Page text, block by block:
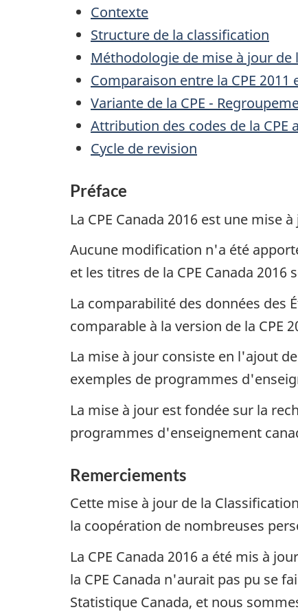
Contexte
Structure de la classification
Méthodologie de mise à jour de
Comparaison entre la CPE 2011
Variante de la CPE -
Attribution des codes de la
Cycle de revision
Préface
La CPE Canada 2016 est une mise
Aucune modification n'a été
et les titres de la CPE Canada 2016
La comparabilité des données des
comparable à la version de la CPE
La mise à jour consiste en l'ajout
exemples de programmes
La mise à jour est fondée sur la
programmes d'enseignement
Remerciements
Cette mise à jour de la
la coopération de nombreuses
La CPE Canada 2016 a été mis à
la CPE Canada n'aurait pas pu se
Statistique Canada, et nous